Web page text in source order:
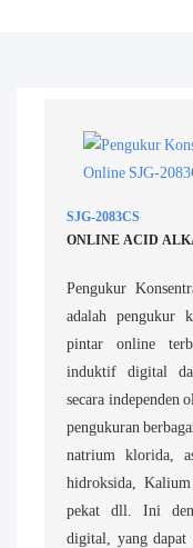
SJG-2083CS
ONLINE ACID
Pengukur
adalah pengukur
pintar online
induktif digital
secara independen
pengukuran
natrium klorida,
hidroksida,
pekat dll. Ini
digital, yang dapat